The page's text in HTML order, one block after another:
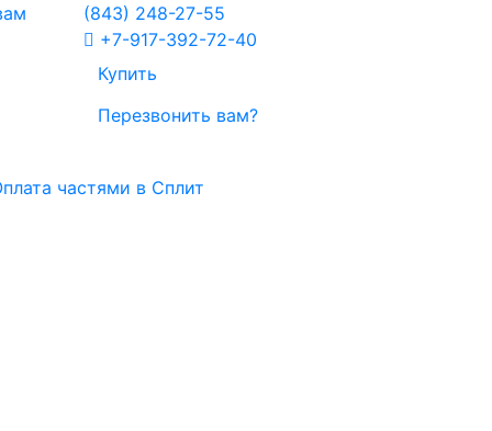
(843) 248-27-55
+7-917-392-72-40
Купить
Перезвонить вам?
частями в Сплит